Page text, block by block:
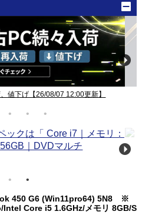
値下げ【26/08/07 12:00更新】
450 G6 (Win11pro64) 5N8 ※
Core i5 1.6GHz/メモリ 8GB/S